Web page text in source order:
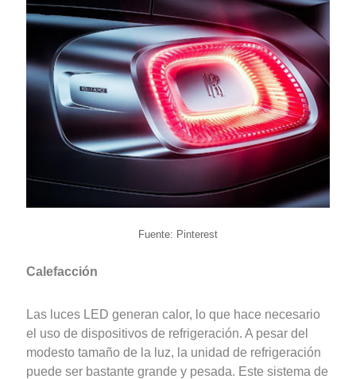
Fuente: Pinterest
Calefacción
Las luces LED generan calor, lo que hace necesario
el uso de dispositivos de refrigeración. A pesar del
modesto tamaño de la luz, la unidad de refrigeración
puede ser bastante grande y pesada. Este sistema de